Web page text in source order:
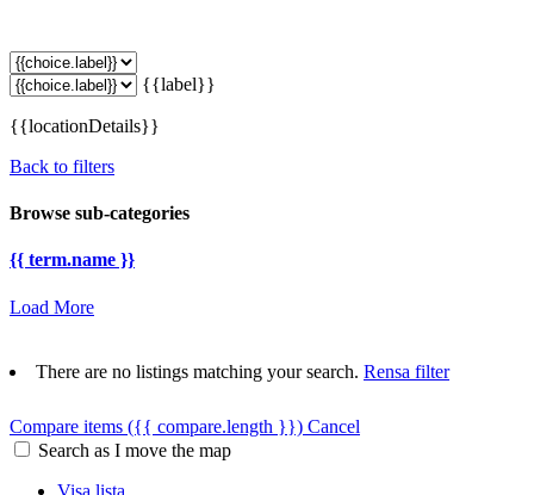
{{label}}
{{locationDetails}}
Back to filters
Browse sub-categories
{{ term.name }}
Load More
There are no listings matching your search. Rensa filter
Compare items ({{ compare.length }}) Cancel
Search as I move the map
Visa lista